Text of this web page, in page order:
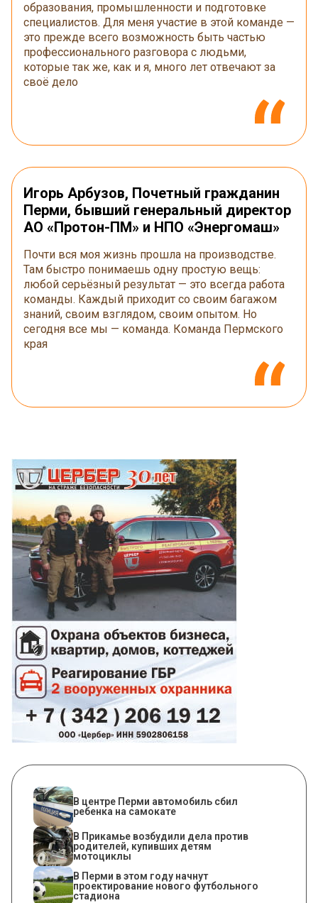
образования, промышленности и подготовке
специалистов. Для меня участие в этой команде —
это прежде всего возможность быть частью
профессионального разговора с людьми,
которые так же, как и я, много лет отвечают за
своё дело
Игорь Арбузов, Почетный гражданин
Перми, бывший генеральный директор
АО «Протон-ПМ» и НПО «Энергомаш»
Почти вся моя жизнь прошла на производстве.
Там быстро понимаешь одну простую вещь:
любой серьёзный результат — это всегда работа
команды. Каждый приходит со своим багажом
знаний, своим взглядом, своим опытом. Но
сегодня все мы — команда. Команда Пермского
края
В центре Перми автомобиль сбил
ребенка на самокате
В Прикамье возбудили дела против
родителей, купивших детям
мотоциклы
В Перми в этом году начнут
проектирование нового футбольного
стадиона